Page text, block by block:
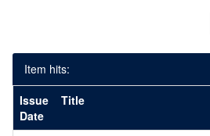
Item hits:
Issue
Date
Title